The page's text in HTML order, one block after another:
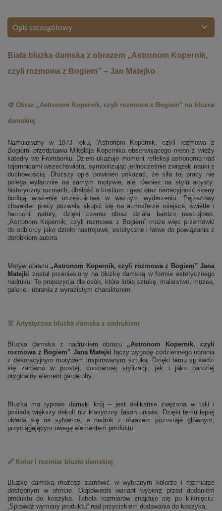
Opis szczegółowy
Biała bluzka damska z obrazem „Astronom Kopernik,
czyli rozmowa z Bogiem” – Jan Matejko
🎨 Obraz „Astronom Kopernik, czyli rozmowa z Bogiem” na bluzce
damskiej
Namalowany w 1873 roku, 'Astronom Kopernik, czyli rozmowa z
Bogiem' przedstawia Mikołaja Kopernika obserwującego niebo z wieży
katedry we Fromborku. Dzieło ukazuje moment refleksji astronoma nad
tajemnicami wszechświata, symbolizując jednocześnie związek nauki z
duchowością. Dłuższy opis powinien pokazać, że siła tej pracy nie
polega wyłącznie na samym motywie, ale również na stylu artysty:
historyczny rozmach, dbałość o kostium i gest oraz narracyjność sceny
budują wrażenie uczestnictwa w ważnym wydarzeniu. Pejzażowy
charakter pracy pozwala skupić się na atmosferze miejsca, świetle i
harmonii natury, dzięki czemu obraz działa bardzo nastrojowo.
„Astronom Kopernik, czyli rozmowa z Bogiem” może więc przemówić
do odbiorcy jako dzieło nastrojowe, estetyczne i łatwe do powiązania z
dorobkiem autora.
Motyw obrazu „Astronom Kopernik, czyli rozmowa z Bogiem” Jana
Matejki został przeniesiony na bluzkę damską w formie estetycznego
nadruku. To propozycja dla osób, które lubią sztukę, malarstwo, muzea,
galerie i ubrania z wyrazistym charakterem.
👚 Artystyczna bluzka damska z nadrukiem
Bluzka damska z nadrukiem obrazu „Astronom Kopernik, czyli
rozmowa z Bogiem” Jana Matejki łączy wygodę codziennego ubrania
z dekoracyjnym motywem inspirowanym sztuką. Dzięki temu sprawdzi
się zarówno w prostej, codziennej stylizacji, jak i jako bardziej
oryginalny element garderoby.
Bluzka ma typowo damski krój – jest delikatnie zwężona w talii i
posiada większy dekolt niż klasyczny fason unisex. Dzięki temu lepiej
układa się na sylwetce, a nadruk z obrazem pozostaje głównym,
przyciągającym uwagę elementem produktu.
📏 Kolor i rozmiar bluzki damskiej
Bluzkę damską możesz zamówić w wybranym kolorze i rozmiarze
dostępnym w ofercie. Odpowiedni wariant wybierz przed dodaniem
produktu do koszyka. Tabela rozmiarów znajduje się po kliknięciu:
„Sprawdź wymiary produktu” nad przyciskiem dodawania do koszyka.